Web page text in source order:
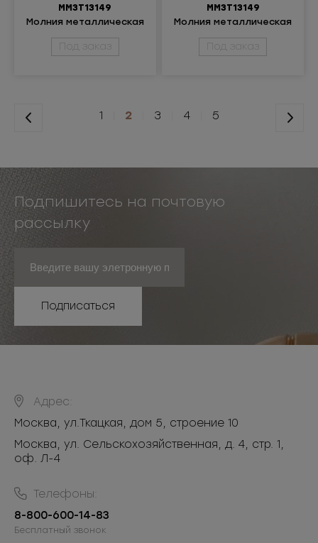
ММ3Т13149
Молния металлическая
разъемная 3Т
Под заказ
ММ3Т13149
Молния металлическая
разъемная 3Т
Под заказ
1 2 3 4 5
Подпишитесь на почтовую
рассылку
Подписаться
Адрес:
Москва, ул.Ткацкая, дом 5, строение 10
Москва, ул. Сельскохозяйственная, д. 4, стр. 1,
оф. Л-4
Телефоны:
8-800-600-14-83
Бесплатный звонок